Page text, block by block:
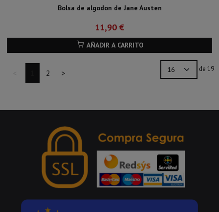
Bolsa de algodon de Jane Austen
11,90 €
AÑADIR A CARRITO
2 > de 19